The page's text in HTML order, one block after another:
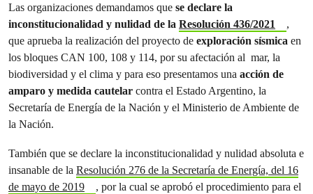
Las organizaciones demandamos que se declare la
inconstitucionalidad y nulidad de la Resolución 436/2021
,
que aprueba la realización del proyecto de exploración sísmica en
los bloques CAN 100, 108 y 114, por su afectación al mar, la
biodiversidad y el clima y para eso presentamos una acción de
amparo y medida cautelar contra el Estado Argentino, la
Secretaría de Energía de la Nación y el Ministerio de Ambiente de
la Nación.
También que se declare la inconstitucionalidad y nulidad absoluta e
insanable de la Resolución 276 de la Secretaría de Energía, del 16
de mayo de 2019
, por la cual se aprobó el procedimiento para el